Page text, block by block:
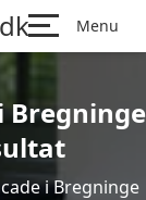
Menu
Bregninge
i Bregninge